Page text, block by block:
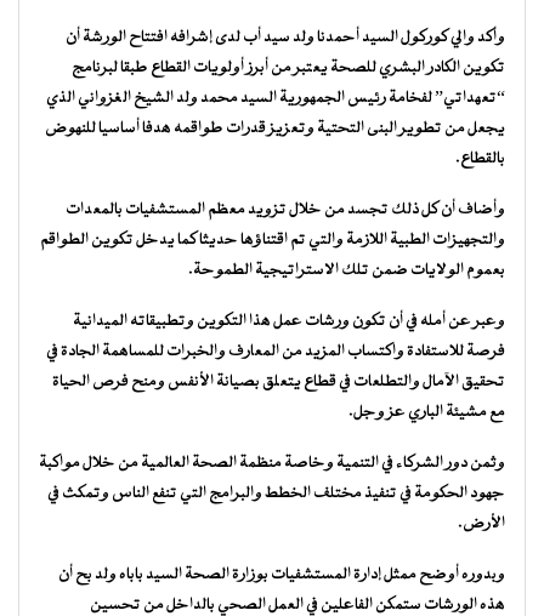
وأكد والي كوركول السيد أحمدنا ولد سيد أب لدى إشرافه افتتاح الورشة أن
تكوين الكادر البشري للصحة يعتبر من أبرز أولويات القطاع طبقا لبرنامج
“تعهداتي” لفخامة رئيس الجمهورية السيد محمد ولد الشيخ الغزواني الذي
يجعل من تطوير البنى التحتية وتعزيز قدرات طواقمه هدفا أساسيا للنهوض
بالقطاع.
وأضاف أن كل ذلك تجسد من خلال تزويد معظم المستشفيات بالمعدات
والتجهيزات الطبية اللازمة والتي تم اقتناؤها حديثا كما يدخل تكوين الطواقم
بعموم الولايات ضمن تلك الاستراتيجية الطموحة.
وعبر عن أمله في أن تكون ورشات عمل هذا التكوين وتطبيقاته الميدانية
فرصة للاستفادة واكتساب المزيد من المعارف والخبرات للمساهمة الجادة في
تحقيق الآمال والتطلعات في قطاع يتعلق بصيانة الأنفس ومنح فرص الحياة
مع مشيئة الباري عز وجل.
وثمن دور الشركاء في التنمية وخاصة منظمة الصحة العالمية من خلال مواكبة
جهود الحكومة في تنفيذ مختلف الخطط والبرامج التي تنفع الناس وتمكث في
الأرض.
وبدوره أوضح ممثل إدارة المستشفيات بوزارة الصحة السيد باباه ولد بح أن
هذه الورشات ستمكن الفاعلين في العمل الصحي بالداخل من تحسين